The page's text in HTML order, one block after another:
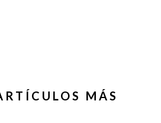
MÁS